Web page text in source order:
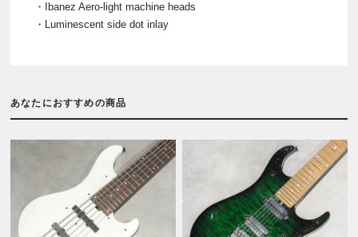
・Ibanez Aero-light machine heads
・Luminescent side dot inlay
あなたにおすすめの商品